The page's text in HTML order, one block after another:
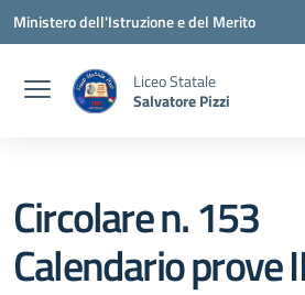
Vai ai contenuti
Vai al menu di navigazione
Vai al footer
Ministero dell'Istruzione e del Merito
Liceo Statale
Salvatore Pizzi
Circolare n. 153
Calendario prove